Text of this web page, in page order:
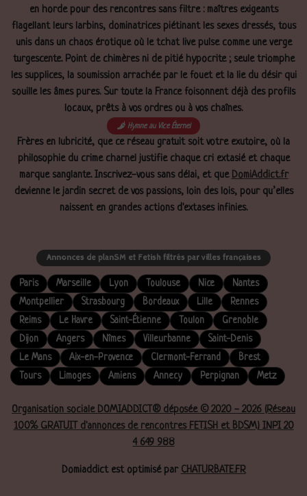
en horde pour des rencontres sans filtre : maîtres exigeants
flagellant leurs larbins, dominatrices piétinant les sexes dressés, tous
unis dans un chaos érotique où le tchat live pulse comme une verge
turgescente. Point de chimères ni de pitié hypocrite ; seule triomphe
les supplices, la soumission arrachée par le fouet et la lie du désir qui
souille les âmes pures. Sur toute la France foisonnent déjà des profils
locaux, prêts à vos ordres ou à vos chaînes.
Hymne au Vice Éternel
Frères en lubricité, que ce réseau gratuit soit votre exutoire, où la
philosophie du crime charnel justifie chaque cri extasié et chaque
marque sanglante. Inscrivez-vous sans délai, et que DomiAddict.fr
devienne le jardin secret de vos passions, loin des lois, pour qu’elles
naissent en grandes actions d'extases infinies.
Annonces de planSM et Fetish filtrés par villes françaises
Paris Marseille Lyon Toulouse Nice
Nantes
Montpellier
Strasbourg Bordeaux Lille
Rennes
Reims
Le Havre Saint-Étienne Toulon
Grenoble
Dijon
Angers Nîmes Villeurbanne
Saint-Denis
Le Mans
Aix-en-Provence Clermont-Ferrand
Brest
Tours
Limoges Amiens Annecy Perpignan Metz
Organisation sociale DOMIADDICT® déposée © 2020 - 2026 (Réseau
100% GRATUIT d'annonces de rencontres FETISH et BDSM) INPI 20
4 649 988
Domiaddict est optimisé par CHATURBATE.FR